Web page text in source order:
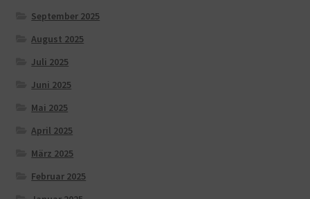
September 2025
August 2025
Juli 2025
Juni 2025
Mai 2025
April 2025
März 2025
Februar 2025